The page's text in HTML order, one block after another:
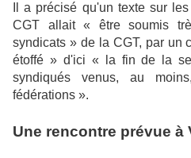
Il a précisé qu'un texte sur
CGT allait « être soumis
syndicats » de la CGT, par un
étoffé » d'ici « la fin de la
syndiqués venus, au
fédérations ».
Une rencontre prévue à